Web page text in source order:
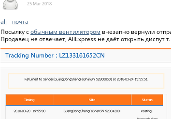
25 Mar2018
ali
почта
Посылку собычным вентилятором внезапно вернули
Продавец не отвечает, AliExpress не даёт открыть